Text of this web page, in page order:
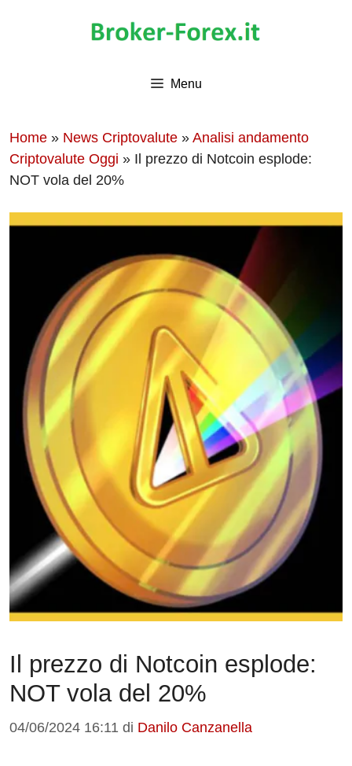
Menu
Home » News Criptovalute » Analisi andamento
Criptovalute Oggi » Il prezzo di Notcoin esplode:
NOT vola del 20%
Il prezzo di Notcoin esplode:
NOT vola del 20%
04/06/2024 16:11 di Danilo Canzanella